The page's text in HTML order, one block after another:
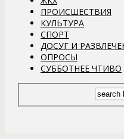
ПРОИСШЕСТВИЯ
КУЛЬТУРА
СПОРТ
ДОСУГ И
ОПРОСЫ
СУББОТНЕЕ ЧТИВО